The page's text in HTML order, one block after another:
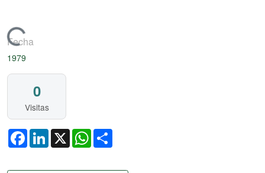
Cargando...
Fecha
1979
0
Visitas
FacebookLinkedIn
X WhatsApp